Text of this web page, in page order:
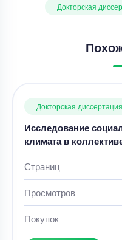
Докторская
Докторская диссертация
Исследование
климата в
Страниц
Просмотров
Покупок